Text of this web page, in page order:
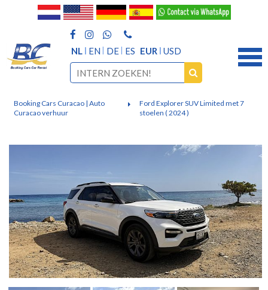
NL EN DE ES EUR USD
Booking Cars Curacao | Auto
Curacao verhuur
Ford Explorer SUV Limited met 7
stoelen ( 2024 )